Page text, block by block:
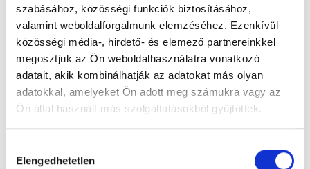
szabásához, közösségi funkciók biztosításához,
valamint weboldalforgalmunk elemzéséhez. Ezenkívül
közösségi média-, hirdető- és elemező partnereinkkel
megosztjuk az Ön weboldalhasználatra vonatkozó
adatait, akik kombinálhatják az adatokat más olyan
adatokkal, amelyeket Ön adott meg számukra vagy az
Ön által használt más szolgáltatásokból gyűjtöttek.
szabályzat:https://foglaljorvost.hu/info/foglaljorvost-
kiválasztása
Elengedhetetlen
Dr. Schukkert Éva
2400 Dunaújváros, Vasmű u. 10.
Dr. Schuler Ágnes
1025 Budapest, II. kerület, Csatárka utca 51.
1035 Budapest, III. kerület, Vörösvári út 88.